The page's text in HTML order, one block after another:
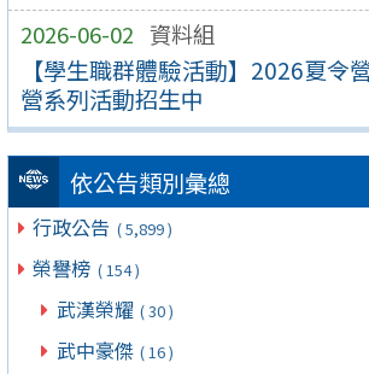
2026-06-02 資料組
【學生職群體驗活動】2026夏令
營系列活動招生中
依公告類別彙總
行政公告 ( 5,899 )
榮譽榜 ( 154 )
武漢榮耀 ( 30 )
武中豪傑 ( 16 )